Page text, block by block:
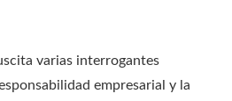
varias interrogantes
empresarial y la